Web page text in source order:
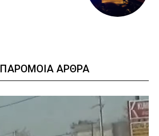
ΠΑΡΟΜΟΙΑ ΑΡΘΡΑ